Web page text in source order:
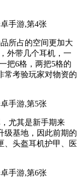
所占的空间更加大
外带几个耳机，一
把6格，两把5格的
常考验玩家对物资的
尤其是新手期来
级基地，因此前期的
、头盔耳机护甲、医